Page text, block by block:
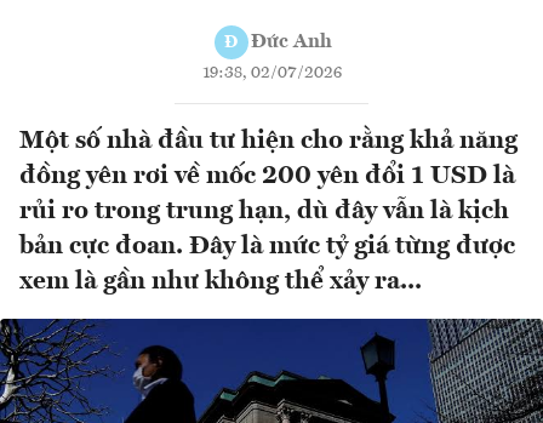
Đ Đức Anh
19:38, 02/07/2026
Một số nhà đầu tư hiện cho rằng khả năng
đồng yên rơi về mốc 200 yên đổi 1 USD là
rủi ro trong trung hạn, dù đây vẫn là kịch
bản cực đoan. Đây là mức tỷ giá từng được
xem là gần như không thể xảy ra...